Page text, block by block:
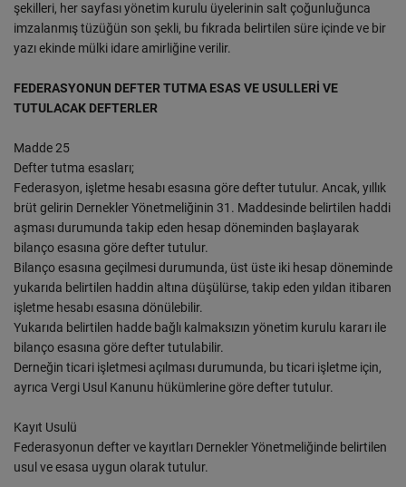
şekilleri, her sayfası yönetim kurulu üyelerinin salt çoğunluğunca
imzalanmış tüzüğün son şekli, bu fıkrada belirtilen süre içinde ve bir
yazı ekinde mülki idare amirliğine verilir.
FEDERASYONUN DEFTER TUTMA ESAS VE USULLERİ VE
TUTULACAK DEFTERLER
Madde 25
Defter tutma esasları;
Federasyon, işletme hesabı esasına göre defter tutulur. Ancak, yıllık
brüt gelirin Dernekler Yönetmeliğinin 31. Maddesinde belirtilen haddi
aşması durumunda takip eden hesap döneminden başlayarak
bilanço esasına göre defter tutulur.
Bilanço esasına geçilmesi durumunda, üst üste iki hesap döneminde
yukarıda belirtilen haddin altına düşülürse, takip eden yıldan itibaren
işletme hesabı esasına dönülebilir.
Yukarıda belirtilen hadde bağlı kalmaksızın yönetim kurulu kararı ile
bilanço esasına göre defter tutulabilir.
Derneğin ticari işletmesi açılması durumunda, bu ticari işletme için,
ayrıca Vergi Usul Kanunu hükümlerine göre defter tutulur.
Kayıt Usulü
Federasyonun defter ve kayıtları Dernekler Yönetmeliğinde belirtilen
usul ve esasa uygun olarak tutulur.